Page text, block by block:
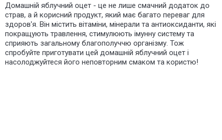
Домашній яблучний оцет - це не лише смачний додаток до
страв, а й корисний продукт, який має багато переваг для
здоров'я. Він містить вітаміни, мінерали та антиоксиданти, які
покращують травлення, стимулюють імунну систему та
сприяють загальному благополуччю організму. Тож
спробуйте приготувати цей домашній яблучний оцет і
насолоджуйтеся його неповторним смаком та користю!